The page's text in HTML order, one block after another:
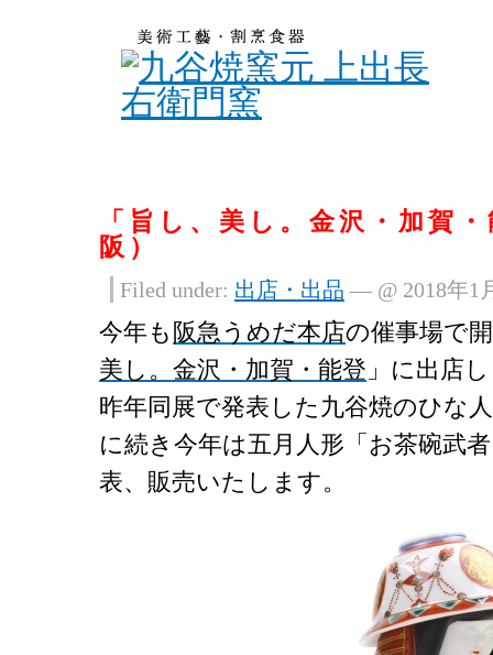
「旨し、美し。金沢・加賀
阪）
Filed under: 出店・出品 — @ 2018年1
今年も 阪急うめだ本店の催事場で
美し。金沢・加賀・能登 」に出店
昨年同展で発表した九谷焼のひな
に続き今年は五月人形「お茶碗武
表、販売いたします。